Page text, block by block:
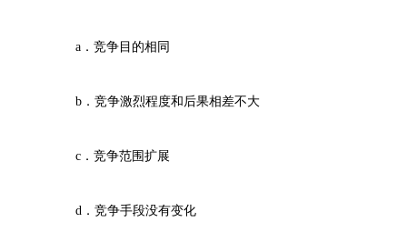
a．竞争目的相同
b．竞争激烈程度和后果相差不大
c．竞争范围扩展
d．竞争手段没有变化